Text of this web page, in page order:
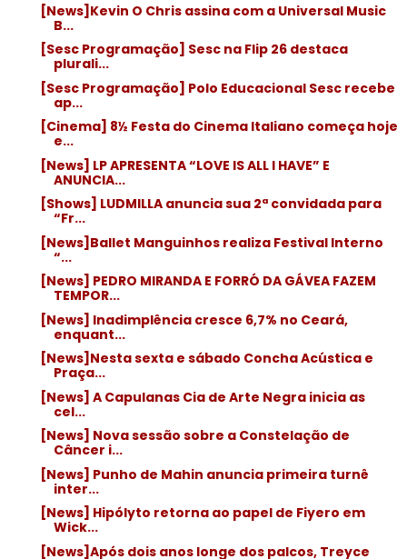
[News]Kevin O Chris assina com a Universal Music
B...
[Sesc Programação] Sesc na Flip 26 destaca
plurali...
[Sesc Programação] Polo Educacional Sesc recebe
ap...
[Cinema] 8½ Festa do Cinema Italiano começa hoje
e...
[News] LP APRESENTA “LOVE IS ALL I HAVE” E
ANUNCIA...
[Shows] LUDMILLA anuncia sua 2ª convidada para
“Fr...
[News]Ballet Manguinhos realiza Festival Interno
“...
[News] PEDRO MIRANDA E FORRÓ DA GÁVEA FAZEM
TEMPOR...
[News] Inadimplência cresce 6,7% no Ceará,
enquant...
[News]Nesta sexta e sábado Concha Acústica e
Praça...
[News] A Capulanas Cia de Arte Negra inicia as
cel...
[News] Nova sessão sobre a Constelação de
Câncer i...
[News] Punho de Mahin anuncia primeira turnê
inter...
[News] Hipólyto retorna ao papel de Fiyero em
Wick...
[News]Após dois anos longe dos palcos, Treyce